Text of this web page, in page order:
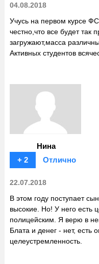
04.08.2018
Учусь на первом курсе
честно,что все будет так
загружают,масса
Активных студентов
Нина
+ 2
Отлично
22.07.2018
В этом году поступает
высокие. Но! У него есть
полицейским. Я верю в
Блата и денег - нет, есть
целеустремленность.